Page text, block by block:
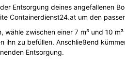
Entsorgung deines angefallenen
Containerdienst24.at um den
wähle zwischen einer 7 m³ und 10
ihn zu befüllen. Anschließend
Entsorgung.